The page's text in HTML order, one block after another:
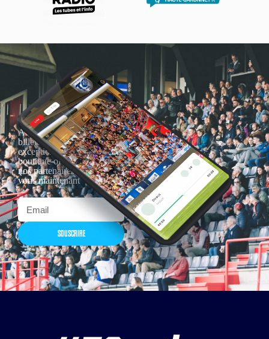
Actualités, nouveautés,
billetterie, remises
exceptionnelles dans la
boutique officielles & chez
nos partenaires… Inscrivez-
vous maintenant
SOUSCRIRE